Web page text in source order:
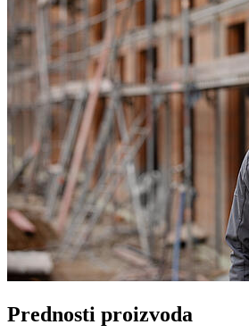
Prednosti proizvoda